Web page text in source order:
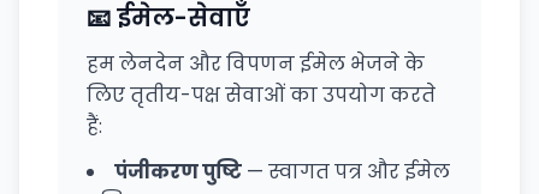
📧 ईमेल-सेवाएँ
हम लेनदेन और विपणन ईमेल भेजने के
लिए तृतीय-पक्ष सेवाओं का उपयोग करते
हैं:
पंजीकरण पुष्टि — स्वागत पत्र और ईमेल